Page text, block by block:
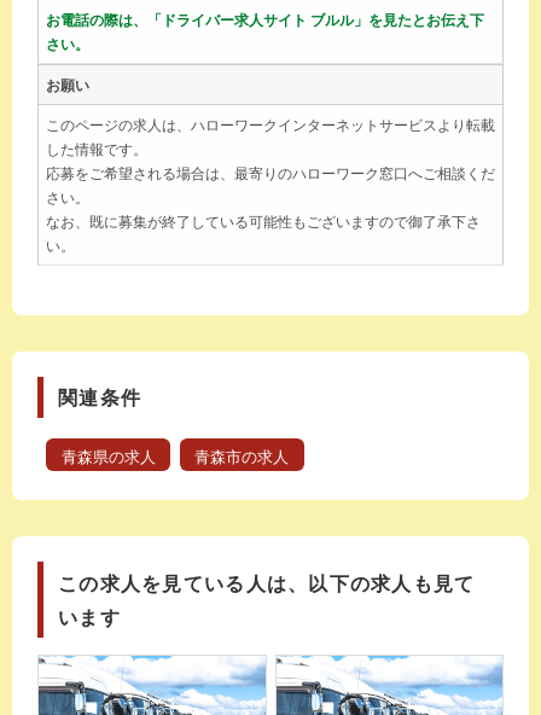
お電話の際は、「ドライバー求人サイト ブルル」を見たとお伝え下
さい。
お願い
このページの求人は、ハローワークインターネットサービスより転載
した情報です。
応募をご希望される場合は、最寄りのハローワーク窓口へご相談くだ
さい。
なお、既に募集が終了している可能性もございますので御了承下さ
い。
関連条件
青森県の求人 青森市の求人
この求人を見ている人は、以下の求人も見て
います